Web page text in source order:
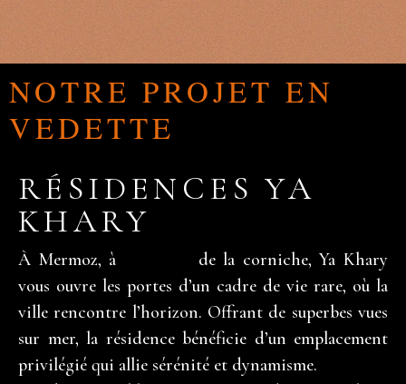
NOTRE PROJET EN
VEDETTE
RÉSIDENCES YA
KHARY
À Mermoz, à
de la corniche, Ya Khary
vous ouvre les portes d’un cadre de vie rare, où la
ville rencontre l’horizon. Offrant de superbes vues
sur mer, la résidence bénéficie d’un emplacement
privilégié qui allie sérénité et dynamisme.